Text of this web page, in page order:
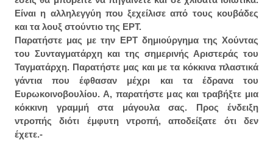
Είναι η αλληλεγγύη που ξεχείλισε από τους κουβάδες
και τα λουξ στούντιο της ΕΡΤ.
Παρατήστε μας με την ΕΡΤ δημιούργημα της Χούντας
του Συνταγματάρχη και της σημερινής Αριστεράς του
Ταγματάρχη. Παρατήστε μας και με τα κόκκινα πλαστικά
γάντια που έφθασαν μέχρι και τα έδρανα του
Ευρωκοινοβουλίου. Α, παρατήστε μας και τραβήξτε μια
κόκκινη γραμμή στα μάγουλα σας. Προς ένδειξη
ντροπής διότι έμφυτη ντροπή, αποδείξατε ότι δεν
έχετε.-